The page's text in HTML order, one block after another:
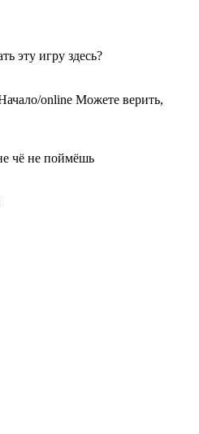
эту игру здесь?
online Можете верить,
чё не поймёшь